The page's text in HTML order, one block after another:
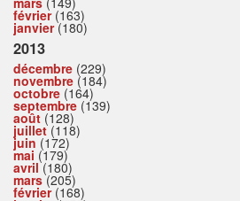
février(163)
janvier(180)
2013
décembre (229)
novembre (184)
octobre (164)
septembre (139)
août (128)
juillet(118)
juin (172)
mai (179)
avril(180)
mars(205)
février(168)